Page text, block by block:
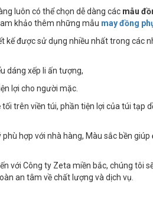
luôn có thể chọn dễ dàng các mẫu
khảo thêm những mẫu may đồng
kế được sử dụng nhiều nhất trong các
dáng xếp li ấn tượng,
lợi cho người mặc.
trên viền túi, phần tiện lợi của túi tạp
hợp với nhà hàng, Màu sắc bền giúp
với Công ty Zeta miền bắc, chúng tôi
an tâm về chất lượng và dịch vụ.